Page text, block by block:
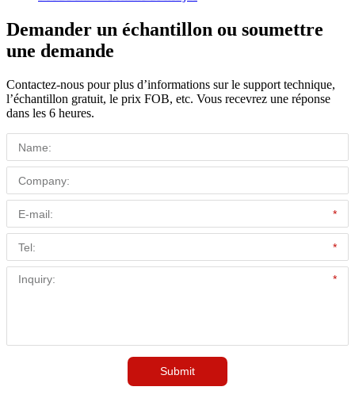
Demander un échantillon ou soumettre
une demande
Contactez-nous pour plus d’informations sur le support technique,
l’échantillon gratuit, le prix FOB, etc. Vous recevrez une réponse
dans les 6 heures.